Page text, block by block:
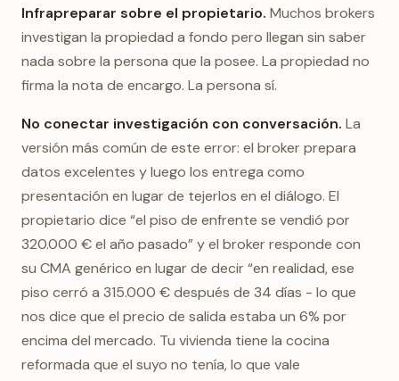
Infrapreparar sobre el propietario. Muchos brokers
investigan la propiedad a fondo pero llegan sin saber
nada sobre la persona que la posee. La propiedad no
firma la nota de encargo. La persona sí.
No conectar investigación con conversación. La
versión más común de este error: el broker prepara
datos excelentes y luego los entrega como
presentación en lugar de tejerlos en el diálogo. El
propietario dice “el piso de enfrente se vendió por
320.000 € el año pasado” y el broker responde con
su CMA genérico en lugar de decir “en realidad, ese
piso cerró a 315.000 € después de 34 días - lo que
nos dice que el precio de salida estaba un 6% por
encima del mercado. Tu vivienda tiene la cocina
reformada que el suyo no tenía, lo que vale